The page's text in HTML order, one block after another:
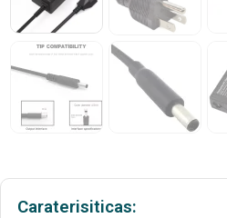
Caraterisiticas: